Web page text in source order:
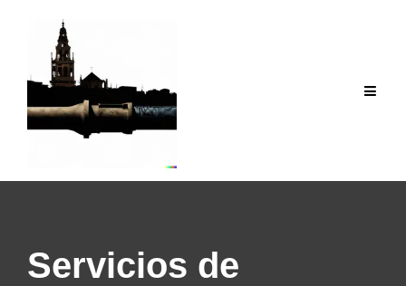
contenido
Servicios de